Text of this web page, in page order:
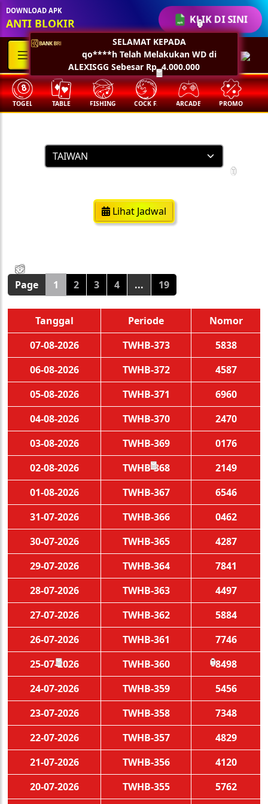
SELAMAT KEPADA
qo****h Telah Melakukan WD di
ALEXISGG Sebesar Rp, 4.000.000
🧧
🧧
🧧
🏮
💵
💵
💵
💵
🧨
🧨
🧨
🧨
🪭
🪭
🪭
🪭
KLIK DI SINI
DOWNLOAD APK
ANTI BLOKIR
TOGEL TABLE FISHING COCK F. ARCADE PROMO
Lihat Jadwal
Page 1 2 3 4 ... 19
Tanggal Periode
Nomor
07-08-2026
TWHB-373
5838
06-08-2026
TWHB-372
4587
05-08-2026
TWHB-371
6960
04-08-2026
TWHB-370
2470
03-08-2026
TWHB-369
0176
02-08-2026
TWHB-368
2149
01-08-2026
TWHB-367
6546
31-07-2026
TWHB-366
0462
30-07-2026
TWHB-365
4287
29-07-2026
TWHB-364
7841
28-07-2026
TWHB-363
4497
27-07-2026
TWHB-362
5884
26-07-2026
TWHB-361
7746
25-07-2026
TWHB-360
8498
24-07-2026
TWHB-359
5456
23-07-2026
TWHB-358
7348
22-07-2026
TWHB-357
4829
21-07-2026
TWHB-356
4120
20-07-2026
TWHB-355 5762